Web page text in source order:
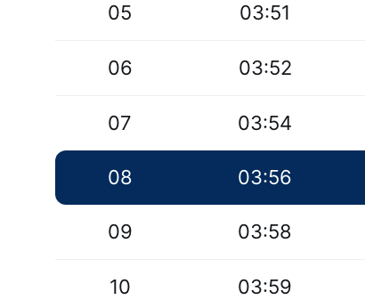
05 03:51
06 03:52
07 03:54
08 03:56
09 03:58
10 03:59